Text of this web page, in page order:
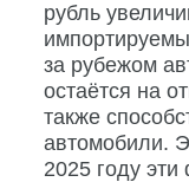
рубль
за рубежом
остаётся на
также
автомобили.
2025 году эти